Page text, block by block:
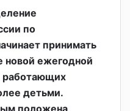
по
принимать
новой ежегодной
работающих
детьми.
положена